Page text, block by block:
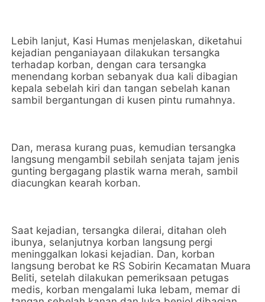
Lebih lanjut, Kasi Humas menjelaskan, diketahui
kejadian penganiayaan dilakukan tersangka
terhadap korban, dengan cara tersangka
menendang korban sebanyak dua kali dibagian
kepala sebelah kiri dan tangan sebelah kanan
sambil bergantungan di kusen pintu rumahnya.
Dan, merasa kurang puas, kemudian tersangka
langsung mengambil sebilah senjata tajam jenis
gunting bergagang plastik warna merah, sambil
diacungkan kearah korban.
Saat kejadian, tersangka dilerai, ditahan oleh
ibunya, selanjutnya korban langsung pergi
meninggalkan lokasi kejadian. Dan, korban
langsung berobat ke RS Sobirin Kecamatan Muara
Beliti, setelah dilakukan pemeriksaan petugas
medis, korban mengalami luka lebam, memar di